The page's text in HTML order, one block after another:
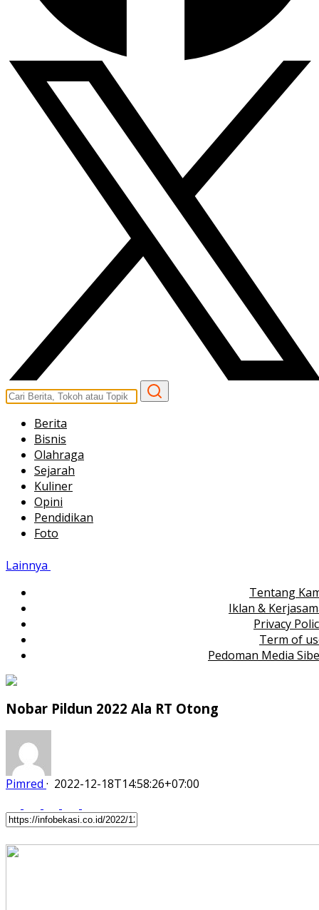
Berita
Bisnis
Olahraga
Sejarah
Kuliner
Opini
Pendidikan
Foto
Lainnya
Tentang
Iklan &
Privacy
Term of
Pedoman Media
Nobar Pildun 2022 Ala RT Otong
Pimred · 2022-12-18T14:58:26+07:00